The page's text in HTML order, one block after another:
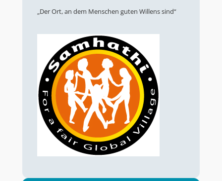
„Der Ort, an dem Menschen guten Willens sind“